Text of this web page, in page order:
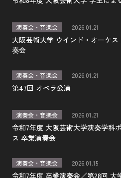
演奏会・音楽会 2026.01.21
大阪芸術大学 ウインド・オーケ
奏会
演奏会・音楽会 2026.01.21
第47回 オペラ公演
演奏会・音楽会 2026.01.21
令和7年度 大阪芸術大学演奏学科
ス 卒業演奏会
演奏会・音楽会 2026.01.15
令和7年度 卒業演奏会／第28回 大